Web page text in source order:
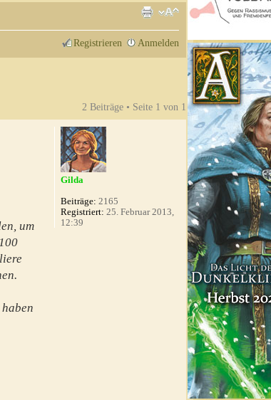
Registrieren Anmelden
2 Beiträge • Seite 1 von 1
um
Gilda
Beiträge: 2165
Registriert: 25. Februar 2013,
12:39